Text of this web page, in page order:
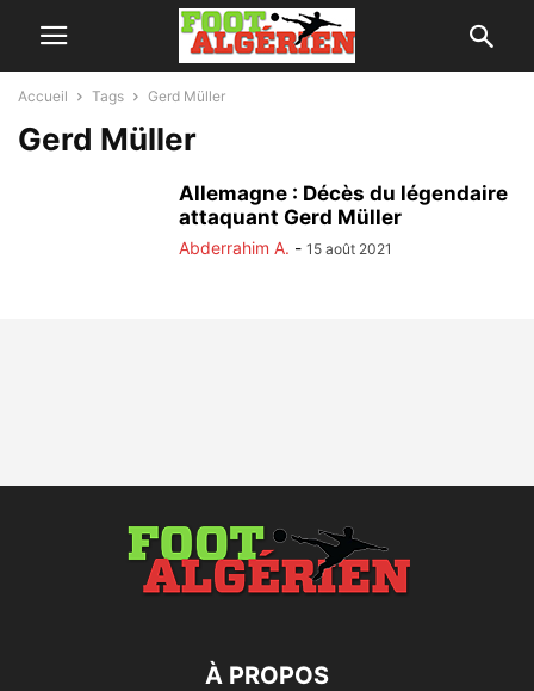
Accueil Tags Gerd Müller
Gerd Müller
Allemagne : Décès du légendaire
attaquant Gerd Müller
Abderrahim A. - 15 août 2021
À PROPOS